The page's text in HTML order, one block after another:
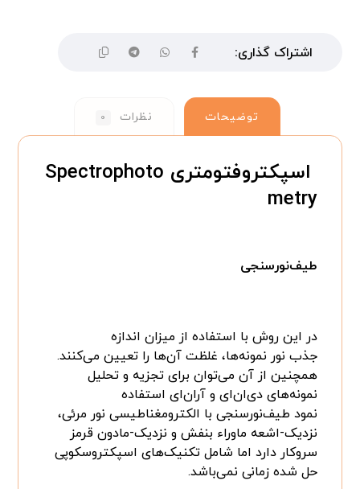
توضیحات نظرات ۰
اسپکتروفتومتری Spectrophoto
metry
طیف‌‌نورسنجی
در این روش با استفاده از میزان اندازه
جذب نور نمونه‌ها، غلظت آن‌ها را تعیین می‌کنند.
همچنین از آن می‌توان برای تجزیه و تحلیل
نمونه‌های دی‌ان‌ای و آران‌ای استفاده
نمود طیف‌نورسنجی با الکترومغناطیسی نور مرئی،
نزدیک-اشعه ماوراء بنفش و نزدیک-مادون قرمز
سروکار دارد اما شامل تکنیک‌های اسپکتروسکوپی
حل شده زمانی نمی‌باشد.